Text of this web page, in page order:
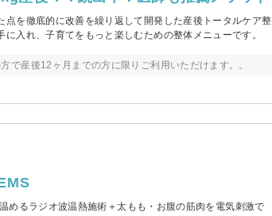
点を徹底的に改善を繰り返して開発した産後トータルケア整
入れ、子育てをもっと楽しむための整体メニューです。
で産後12ヶ月までの方に限りご利用いただけます。。
めるラジオ波温熱施術＋太もも・お腹の筋肉を電気刺激で